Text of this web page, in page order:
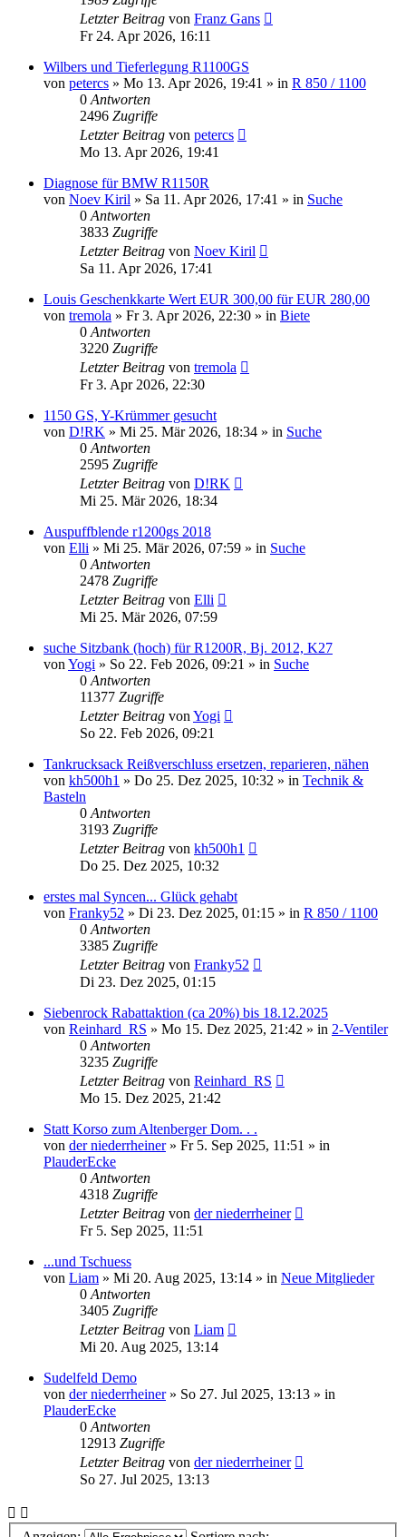
Letzter Beitrag von Franz Gans
Fr 24. Apr 2026, 16:11
Wilbers und Tieferlegung R1100GS
von petercs » Mo 13. Apr 2026, 19:41 » in R 850 / 1100
0 Antworten
2496 Zugriffe
Letzter Beitrag von petercs
Mo 13. Apr 2026, 19:41
Diagnose für BMW R1150R
von Noev Kiril » Sa 11. Apr 2026, 17:41 » in Suche
0 Antworten
3833 Zugriffe
Letzter Beitrag von Noev Kiril
Sa 11. Apr 2026, 17:41
Louis Geschenkkarte Wert EUR 300,00 für EUR 280,00
von tremola » Fr 3. Apr 2026, 22:30 » in Biete
0 Antworten
3220 Zugriffe
Letzter Beitrag von tremola
Fr 3. Apr 2026, 22:30
1150 GS, Y-Krümmer gesucht
von D!RK » Mi 25. Mär 2026, 18:34 » in Suche
0 Antworten
2595 Zugriffe
Letzter Beitrag von D!RK
Mi 25. Mär 2026, 18:34
Auspuffblende r1200gs 2018
von Elli » Mi 25. Mär 2026, 07:59 » in Suche
0 Antworten
2478 Zugriffe
Letzter Beitrag von Elli
Mi 25. Mär 2026, 07:59
suche Sitzbank (hoch) für R1200R, Bj. 2012, K27
von Yogi » So 22. Feb 2026, 09:21 » in Suche
0 Antworten
11377 Zugriffe
Letzter Beitrag von Yogi
So 22. Feb 2026, 09:21
Tankrucksack Reißverschluss ersetzen, reparieren, nähen
von kh500h1 » Do 25. Dez 2025, 10:32 » in Technik &
Basteln
0 Antworten
3193 Zugriffe
Letzter Beitrag von kh500h1
Do 25. Dez 2025, 10:32
erstes mal Syncen... Glück gehabt
von Franky52 » Di 23. Dez 2025, 01:15 » in R 850 / 1100
0 Antworten
3385 Zugriffe
Letzter Beitrag von Franky52
Di 23. Dez 2025, 01:15
Siebenrock Rabattaktion (ca 20%) bis 18.12.2025
von Reinhard_RS » Mo 15. Dez 2025, 21:42 » in 2-Ventiler
0 Antworten
3235 Zugriffe
Letzter Beitrag von Reinhard_RS
Mo 15. Dez 2025, 21:42
Statt Korso zum Altenberger Dom. . .
von der niederrheiner» Fr 5. Sep 2025, 11:51 » in
PlauderEcke
0 Antworten
4318 Zugriffe
Letzter Beitrag von der niederrheiner
Fr 5. Sep 2025, 11:51
...und Tschuess
von Liam » Mi 20. Aug 2025, 13:14 » in Neue Mitglieder
0 Antworten
3405 Zugriffe
Letzter Beitrag von Liam
Mi 20. Aug 2025, 13:14
Sudelfeld Demo
von der niederrheiner» So 27. Jul 2025, 13:13 » in
PlauderEcke
0 Antworten
12913 Zugriffe
Letzter Beitrag von der niederrheiner
So 27. Jul 2025, 13:13